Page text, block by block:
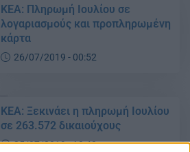
ΚΕΑ: Πληρωμή Ιουλίου σε
λογαριασμούς και προπληρωμένη
κάρτα
26/07/2019 - 00:52
ΚΕΑ: Ξεκινάει η πληρωμή Ιουλίου
σε 263.572 δικαιούχους
25/07/2019 - 10:40